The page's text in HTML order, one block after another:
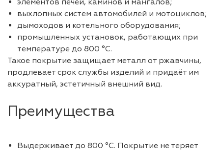
элементов печей, каминов и мангалов;
выхлопных систем автомобилей и мотоциклов;
дымоходов и котельного оборудования;
промышленных установок, работающих при
температуре до 800 °C.
Такое покрытие защищает металл от ржавчины,
продлевает срок службы изделий и придаёт им
аккуратный, эстетичный внешний вид.
Преимущества
Выдерживает до 800 °C. Покрытие не теряет